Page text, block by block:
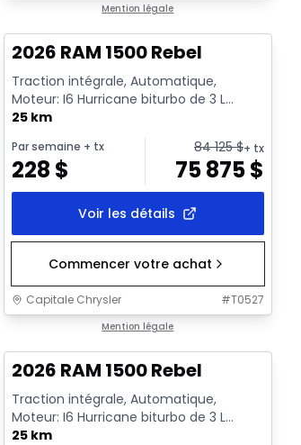
Mention légale
2026 RAM 1500 Rebel
Traction intégrale, Automatique,
Moteur: I6 Hurricane biturbo de 3 L
rendement standard avec arrêt a...
25 km
Par semaine + tx
228 $
84 125$+ tx
75 875$
Voir les détails
Commencer votre achat
Capitale Chrysler #T0527
Mention légale
2026 RAM 1500 Rebel
Traction intégrale, Automatique,
Moteur: I6 Hurricane biturbo de 3 L
rendement standard avec arrêt a...
25 km